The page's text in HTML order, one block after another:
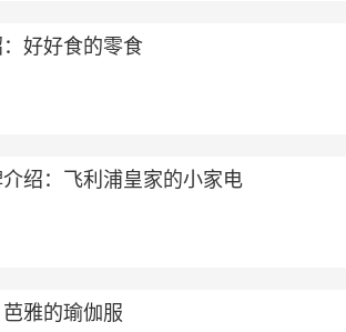
好好食的零食
介绍：飞利浦皇家的小家电
雅的瑜伽服